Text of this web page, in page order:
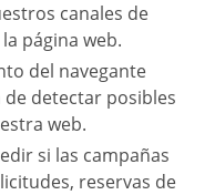
canales de
página web.
del navegante
detectar posibles
web.
si las campañas
reservas de